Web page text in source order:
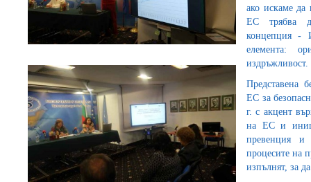
ако искаме да
ЕС трябва
концепция-
елемента:
издръжливост.
Представена
ЕС за
г. с акцент
на ЕС и
превенция и
процесите на
изпълнят, за